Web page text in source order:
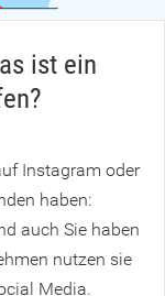
ist ein
Instagram oder
haben:
auch Sie haben
nutzen sie
Media.